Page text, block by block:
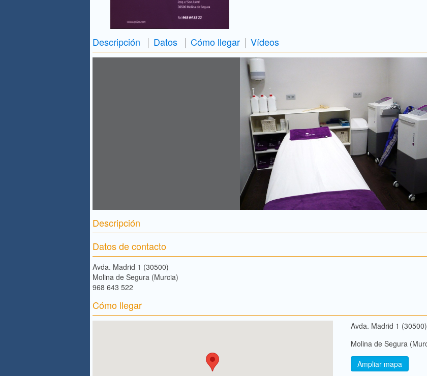
Descripción Datos Cómo llegar Vídeos
Descripción
Datos de contacto
Avda. Madrid 1 (30500)
Molina de Segura (Murcia)
968 643 522
Cómo llegar
Avda. Madrid 1 (30500)
Molina de Segura
Ampliar mapa